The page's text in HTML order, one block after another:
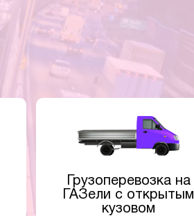
Грузоперевозка на
ГАЗели с открытым
кузовом